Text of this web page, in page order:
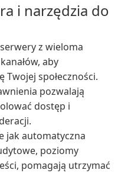
i narzędzia do
z wieloma
aby
społeczności.
pozwalają
dostęp i
jak automatyczna
poziomy
pomagają utrzymać